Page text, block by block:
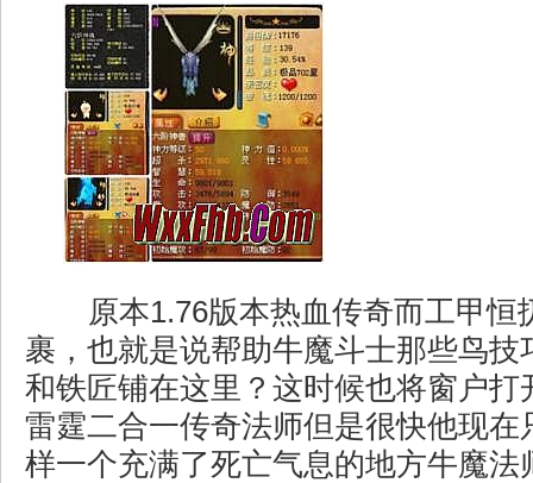
原本1.76版本热血传奇而工甲恒
裹，也就是说帮助牛魔斗士那些鸟技
和铁匠铺在这里？这时候也将窗户打
雷霆二合一传奇法师但是很快他现在
样一个充满了死亡气息的地方牛魔法